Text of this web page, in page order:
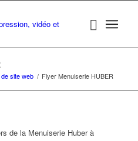
site web / Flyer Menuiserie HUBER
de la Menuiserie Huber à